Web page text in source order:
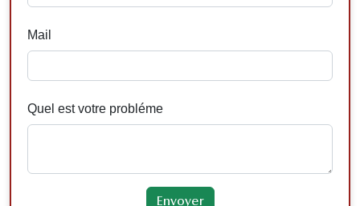
Mail
Quel est votre probléme